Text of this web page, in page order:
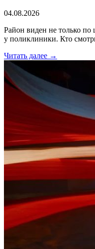
04.08.2026
Район виден не только по
у поликлиники. Кто
Читать далее →